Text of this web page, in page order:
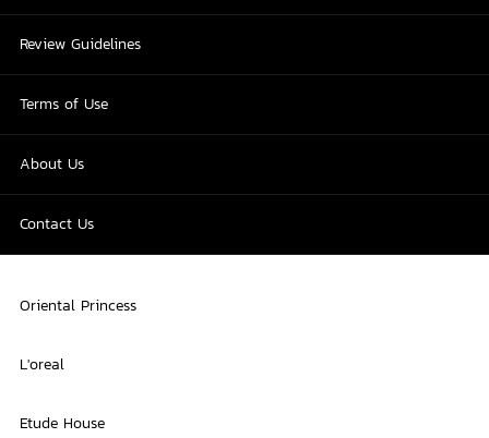
Review Guidelines
Terms of Use
About Us
Contact Us
Oriental Princess
L'oreal
Etude House